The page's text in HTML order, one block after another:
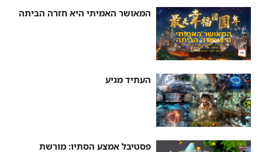
המאושר האמיתי היא חזרה הביתה
העתיד מגיע
פסטיבל אמצע הסתיו: מורשת